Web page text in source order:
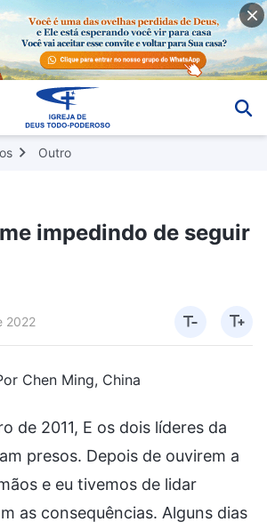
Outro
impedindo de seguir
2022
Chen Ming, China
de 2011, E os dois líderes da
presos. Depois de ouvirem a
e eu tivemos de lidar
as consequências. Alguns dias